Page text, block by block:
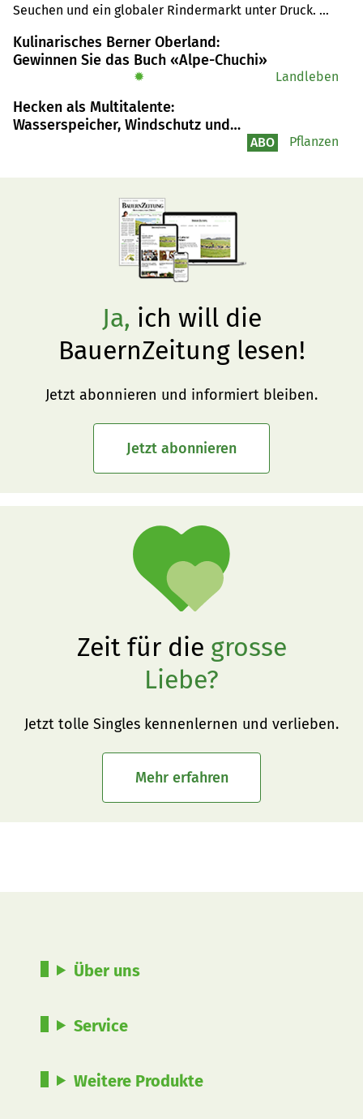
Seuchen und ein globaler Rindermarkt unter Druck.
gleichzeitig und dennoch oder gerade deshalb: Ihr
Geschäft scheint unverzichtbarer denn je.
Kulinarisches Berner Oberland:
Gewinnen Sie das Buch «Alpe-Chuchi»
✹ Landleben
Hecken als Multitalente:
Wasserspeicher, Windschutz und
ABO Pflanzen
Ja, ich will die
BauernZeitung lesen!
Jetzt abonnieren und informiert bleiben.
Jetzt abonnieren
Zeit für die grosse
Liebe?
Jetzt tolle Singles kennenlernen und verlieben.
Mehr erfahren
Über uns
Service
Weitere Produkte